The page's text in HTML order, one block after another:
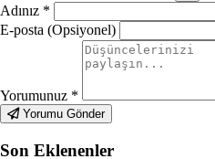
Adınız *
E-posta (Opsiyonel)
Yorumunuz *
Yorumu Gönder
Son Eklenenler